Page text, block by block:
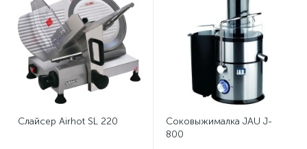
Слайсер Airhot SL 220
Соковыжималка JAU J-
800